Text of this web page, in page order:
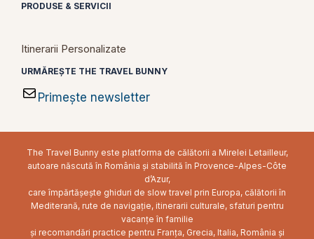
PRODUSE & SERVICII
Itinerarii Personalizate
URMĂREȘTE THE TRAVEL BUNNY
Primește newsletter
The Travel Bunny este platforma de călătorii a Mirelei Letailleur,
autoare născută în România și stabilită în Provence-Alpes-Côte
d’Azur,
care împărtășește ghiduri de slow travel prin Europa, călătorii în
Mediterană, rute de navigație, itinerarii culturale, sfaturi pentru
vacanțe în familie
și recomandări practice pentru Franța, Grecia, Italia, România și